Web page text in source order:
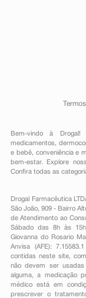
Bem-vindo à
medicamentos ,
e bebê, conveniênciae
bem-estar. Explore
Confira todas as
Drogal Farmacêutica
São João, 909 - Bairro
de Atendimento ao
Sábado das 8h às
Giovanna do Rosario
Anvisa (AFE):
contidas neste site,
não devem ser
alguma, a medicação
médico está em
prescrever o